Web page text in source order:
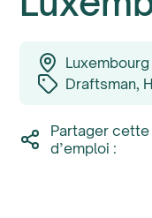
Luxembourg
Draftsman,
Partager
d’emploi :